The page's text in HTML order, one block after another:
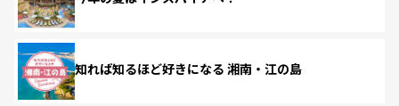
知れば知るほど好きになる 湘南・江の島